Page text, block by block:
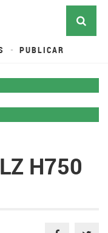
PUBLICAR
H750